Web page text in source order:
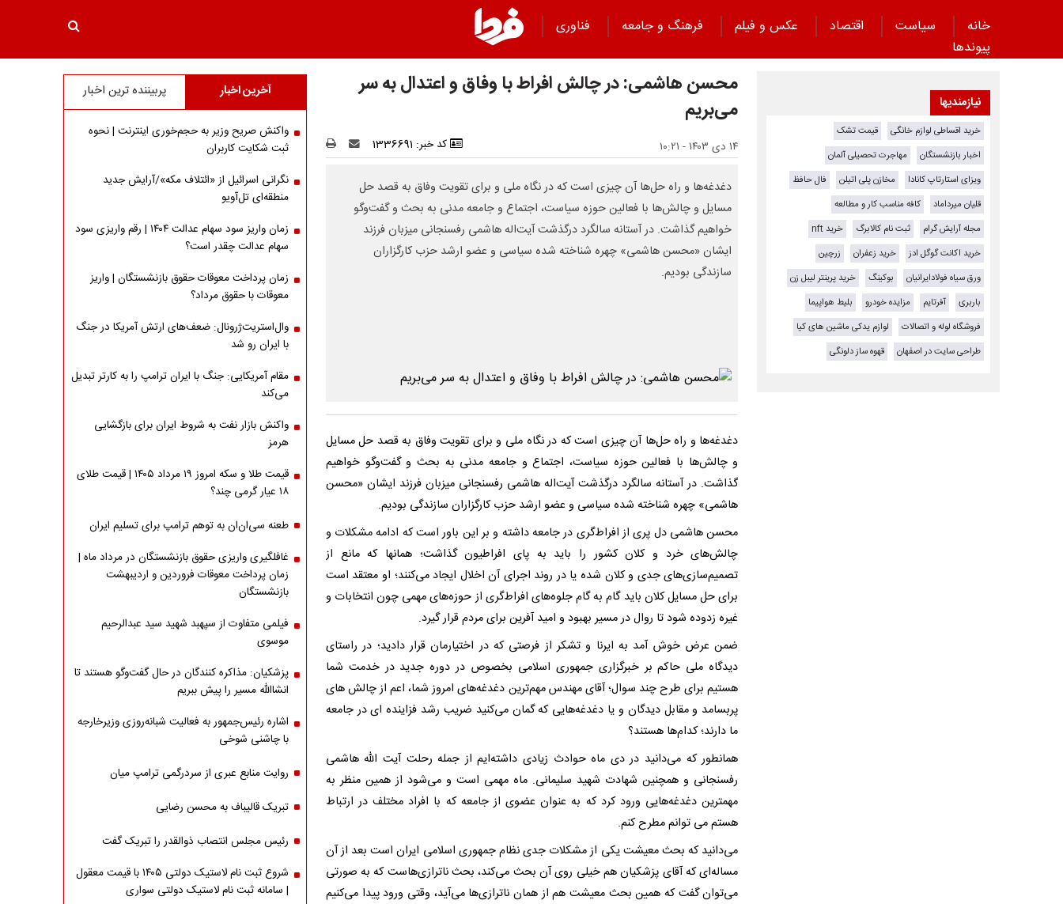
خانه سیاست اقتصاد عکس و فیلم فرهنگ و جامعه
فناوری
پیوند‌ها
محسن هاشمی: در چالش افراط با وفاق و اعتدال به سر
می‌بریم
۱۴ دی ۱۴۰۳ - ۱۰:۲۱ کد خبر: 1336691
دغدغه‌ها و راه حل‌ها آن چیزی است که در نگاه ملی و برای تقویت وفاق به قصد حل
مسایل و چالش‌ها با فعالین حوزه سیاست، اجتماع و جامعه مدنی به بحث و گفت‌وگو
خواهیم گذاشت. در آستانه سالگرد درگذشت آیت‌اله هاشمی رفسنجانی میزبان فرزند
ایشان «محسن هاشمی» چهره شناخته شده سیاسی و عضو ارشد حزب کارگزاران
سازندگی بودیم.
دغدغه‌ها و راه حل‌ها آن چیزی است که در نگاه ملی و برای تقویت وفاق به قصد حل مسایل
و چالش‌ها با فعالین حوزه سیاست، اجتماع و جامعه مدنی به بحث و گفت‌وگو خواهیم
گذاشت. در آستانه سالگرد درگذشت آیت‌اله هاشمی رفسنجانی میزبان فرزند ایشان «محسن
هاشمی» چهره شناخته شده سیاسی و عضو ارشد حزب کارگزاران سازندگی بودیم.
محسن هاشمی دل پری از افراط‌گری در جامعه داشته و بر این باور است که ادامه مشکلات و
چالش‌های خرد و کلان کشور را باید به پای افراطیون گذاشت؛ همانها که مانع از
تصمیم‌سازی‌های جدی و کلان شده یا در روند اجرای آن اخلال ایجاد می‌کنند؛ او معتقد است
برای حل مسایل کلان باید گام به گام جلوه‌های افراط‌گری از حوزه‌های مهمی چون انتخابات و
غیره زدوده شود تا روال در مسیر بهبود و امید آفرین برای مردم قرار گیرد.
ضمن عرض خوش آمد به ایرنا و تشکر از فرصتی که در اختیارمان قرار دادید؛ در راستای
دیدگاه ملی حاکم بر خبرگزاری جمهوری اسلامی بخصوص در دوره جدید در خدمت شما
هستیم برای طرح چند سوال؛ آقای مهندس مهم‌ترین دغدغه‌های امروز شما، اعم از چالش های
پربسامد و مقابل دیدگان و یا دغدغه‌هایی که گمان می‌کنید ضریب رشد فزاینده ای در جامعه
ما دارند؛ کدام‌ها هستند؟
همانطور که می‌دانید در دی ماه حوادث زیادی داشته‌ایم از جمله رحلت آیت الله هاشمی
رفسنجانی و همچنین شهادت شهید سلیمانی. ماه مهمی است و می‌شود از همین منظر به
مهمترین دغدغه‌هایی ورود کرد که به عنوان عضوی از جامعه که با افراد مختلف در ارتباط
هستم می توانم مطرح کنم.
می‌دانید که بحث معیشت یکی از مشکلات جدی نظام جمهوری اسلامی ایران است بعد از آن
مساله‌ای که آقای پزشکیان هم خیلی روی آن بحث می‌کند، بحث ناترازی‌هاست که به صورتی
می‌توان گفت که همین بحث معیشت هم از همان ناترازی‌ها می‌آید، وقتی ورود پیدا می‌کنیم
نیازمندیها
خرید اقساطی لوازم خانگی
قیمت تشک
اخبار بازنشستگان
مهاجرت تحصیلی آلمان
ویزای استارتاپ کانادا
مخازن پلی اتیلن
فال حافظ
قلیان میرداماد
کافه مناسب کار و مطالعه
مجله آرایش گرام
ثبت نام کالابرگ
خرید nft
خرید اکانت گوگل ادز
خرید زعفران
زرچین
ورق سیاه فولادایرانیان
بوکینگ
خرید پرینتر لیبل زن
باربری
آفرتایم مزایده خودرو
بلیط هواپیما
فروشگاه لوله و اتصالات
لوازم یدکی ماشین های کیا
طراحی سایت در اصفهان
قهوه ساز دلونگی
آخرین اخبار پربیننده ترین اخبار
واکنش صریح وزیر به حجم‌خوری اینترنت | نحوه
ثبت شکایت کاربران
نگرانی اسرائیل از «ائتلاف مکه»/آرایش جدید
منطقه‌ای تل‌آویو
زمان واریز سود سهام عدالت ۱۴۰۴ | رقم واریزی سود
سهام عدالت چقدر است؟
زمان پرداخت معوقات حقوق بازنشستگان | واریز
معوقات با حقوق مرداد؟
وال‌استریت‌ژرونال: ضعف‌های ارتش آمریکا در جنگ
با ایران رو شد
مقام آمریکایی: جنگ با ایران ترامپ را به کارتر تبدیل
می‌کند
واکنش بازار نفت به شروط ایران برای بازگشایی
هرمز
قیمت طلا و سکه امروز ۱۹ مرداد ۱۴۰۵ | قیمت طلای
۱۸ عیار گرمی چند؟
طعنه سی‌ان‌ان به توهم ترامپ برای تسلیم ایران
غافلگیری واریزی حقوق بازنشستگان در مرداد ماه |
زمان پرداخت معوقات فروردین و اردیبهشت
بازنشستگان
فیلمی متفاوت از سپهبد شهید سید عبدالرحیم
موسوی
پزشکیان: مذاکره کنندگان در حال گفت‌وگو هستند تا
انشاالله مسیر را پیش ببریم
اشاره‌ رئیس‌جمهور به فعالیت شبانه‌روزی وزیر‌خارجه
با چاشنی شوخی
روایت منابع عبری از سردرگمی ترامپ میان
تبریک قالیباف به محسن رضایی
رئیس مجلس انتصاب ذوالقدر را تبریک گفت
شروع ثبت نام لاستیک دولتی ۱۴۰۵ با قیمت معقول
| سامانه ثبت نام لاستیک دولتی سواری